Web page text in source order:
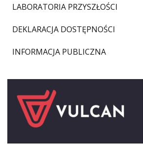
LABORATORIA PRZYSZŁOŚCI
DEKLARACJA DOSTĘPNOŚCI
INFORMACJA PUBLICZNA